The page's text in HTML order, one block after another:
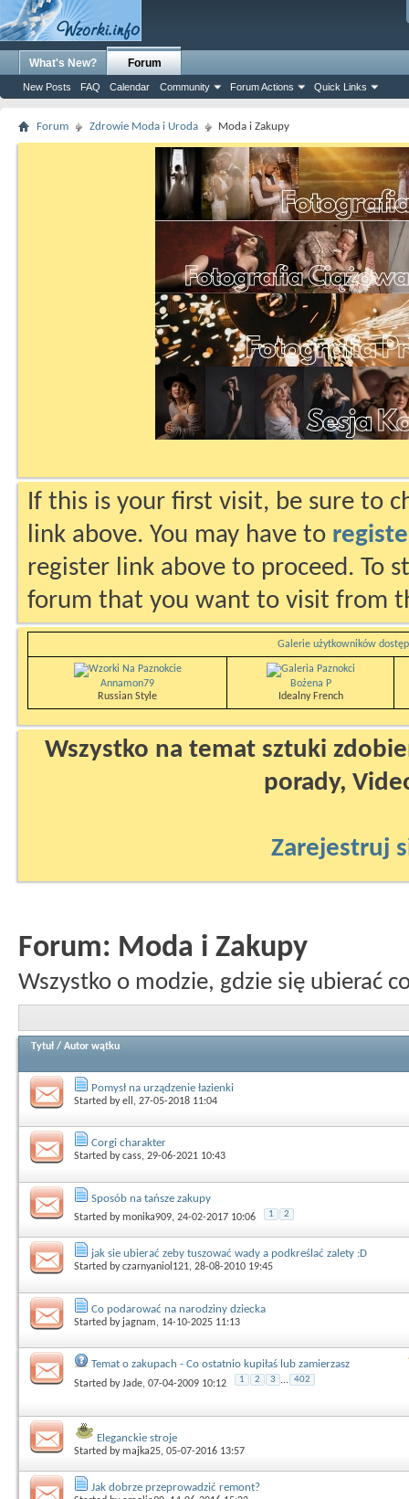
What's New? Forum
New Posts FAQ Calendar Community Forum Actions Quick Links
Forum Zdrowie Moda i Uroda Moda i Zakupy
If this is your first visit, be sure to
link above. You may have to
register link above to proceed. To
forum that you want to visit from
Galerie użytkowników
Annamon79
Russian Style
Bożena P
Idealny French
Wszystko na temat sztuki
porady,
Zarejestruj
Forum: Moda i Zakupy
Wszystko o modzie, gdzie się ubierać
Tytuł / Autor wątku
Pomysł na urządzenie łazienki
Started byell , 27-05-2018 11:04
Corgi charakter
Started bycass, 29-06-2021 10:43
Sposób na tańsze zakupy
Started bymonika909, 24-02-2017 10:06 1 2
jak sie ubierać zeby tuszować wady a podkreślać zalety :D
Started byczarnyaniol121, 28-08-2010 19:45
Co podarować na narodziny dziecka
Started by jagnam, 14-10-2025 11:13
Temat o zakupach - Co ostatnio kupiłaś lub zamierzasz
Started byJade, 07-04-2009 10:12 1 2 3 ... 402
Eleganckie stroje
Started bymajka25, 05-07-2016 13:57
Jak dobrze przeprowadzić remont?